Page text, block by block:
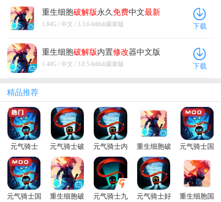
重生细胞破解版永久 免费中文最新
版3.3.6-bilibili 最新版
1.84G / 中文 / 3.3.6-bilibili最新版 下载
重生细胞破解版内置修改器中文版
3.0.5-bilibili 最新版
1.40G / 中文 / 3.0.5-bilibili最新版 下载
精品推荐
元气骑士
2026破解版
池鸳
元气骑士破
解版全无限
最新版本
元气骑士内
购破解版
重生细胞破
解版永久免
费中文最新
版
元气骑士国
内置修改器
(Soul
Knight)
元气骑士国
重生细胞破
元气骑士九
元气骑士好
重生细胞国